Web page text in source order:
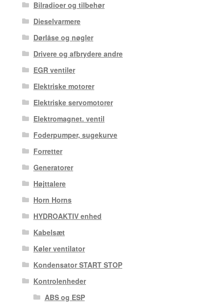
Bilradioer og tilbehør
Dieselvarmere
Dørlåse og nøgler
Drivere og afbrydere andre
EGR ventiler
Elektriske motorer
Elektriske servomotorer
Elektromagnet. ventil
Foderpumper, sugekurve
Forretter
Generatorer
Højttalere
Horn Horns
HYDROAKTIV enhed
Kabelsæt
Køler ventilator
Kondensator START STOP
Kontrolenheder
ABS og ESP